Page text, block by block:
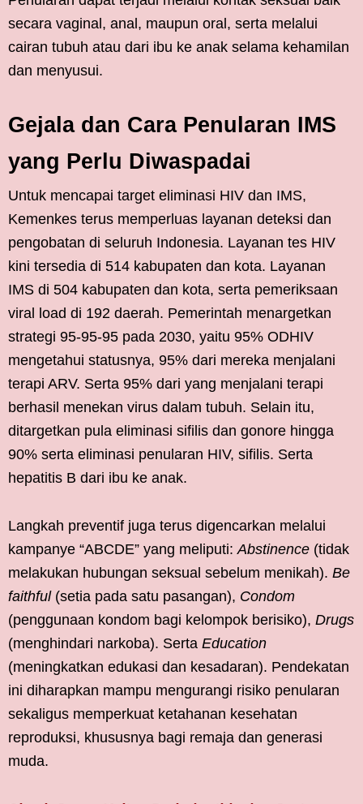
secara vaginal, anal, maupun oral, serta melalui
cairan tubuh atau dari ibu ke anak selama kehamilan
dan menyusui.
Gejala dan Cara Penularan IMS
yang Perlu Diwaspadai
Untuk mencapai target eliminasi HIV dan IMS,
Kemenkes terus memperluas layanan deteksi dan
pengobatan di seluruh Indonesia. Layanan tes HIV
kini tersedia di 514 kabupaten dan kota. Layanan
IMS di 504 kabupaten dan kota, serta pemeriksaan
viral load di 192 daerah. Pemerintah menargetkan
strategi 95-95-95 pada 2030, yaitu 95% ODHIV
mengetahui statusnya, 95% dari mereka menjalani
terapi ARV. Serta 95% dari yang menjalani terapi
berhasil menekan virus dalam tubuh. Selain itu,
ditargetkan pula eliminasi sifilis dan gonore hingga
90% serta eliminasi penularan HIV, sifilis. Serta
hepatitis B dari ibu ke anak.
Langkah preventif juga terus digencarkan melalui
kampanye “ABCDE” yang meliputi: Abstinence (tidak
melakukan hubungan seksual sebelum menikah). Be
faithful(setia pada satu pasangan), Condom
(penggunaan kondom bagi kelompok berisiko), Drugs
(menghindari narkoba). Serta Education
(meningkatkan edukasi dan kesadaran). Pendekatan
ini diharapkan mampu mengurangi risiko penularan
sekaligus memperkuat ketahanan kesehatan
reproduksi, khususnya bagi remaja dan generasi
muda.